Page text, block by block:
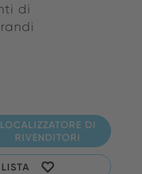
di
LOCALIZZATORE DI
RIVENDITORI